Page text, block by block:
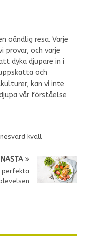
oändlig resa. Varje
provar, och varje
dyka djupare in i
och
kan vi inte
vår förståelse
kväll
NÄSTA
perfekta